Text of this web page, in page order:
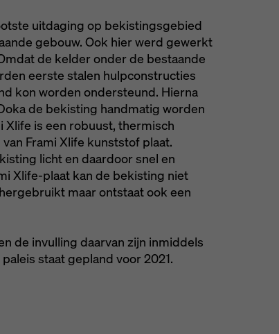
uitdaging op bekistingsgebied
gebouw. Ook hier werd gewerkt
de kelder onder de bestaande
eerste stalen hulpconstructies
kon worden ondersteund. Hierna
de bekisting handmatig worden
Xlife is een robuust, thermisch
Frami Xlife kunststof plaat.
licht en daardoor snel en
Xlife-plaat kan de bekisting niet
maar ontstaat ook een
de invulling daarvan zijn inmiddels
staat gepland voor 2021.